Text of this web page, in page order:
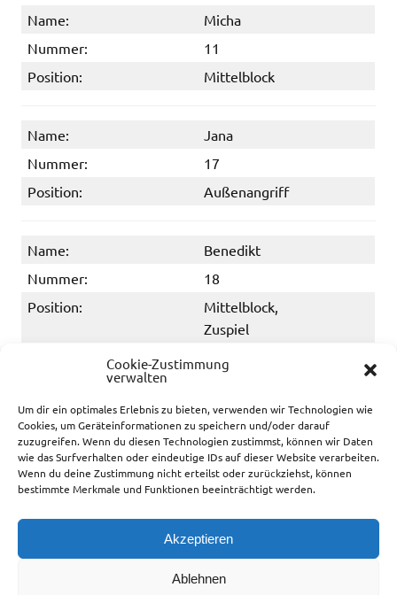
Cookie-Zustimmung
verwalten
Um dir ein optimales Erlebnis zu bieten, verwenden wir Technologien wie
Cookies, um Geräteinformationen zu speichern und/oder darauf
zuzugreifen. Wenn du diesen Technologien zustimmst, können wir Daten
wie das Surfverhalten oder eindeutige IDs auf dieser Website verarbeiten.
Wenn du deine Zustimmung nicht erteilst oder zurückziehst, können
bestimmte Merkmale und Funktionen beeinträchtigt werden.
Akzeptieren
Ablehnen
Name:
Micha
Nummer:
11
Position:
Mittelblock
Name:
Jana
Nummer:
17
Position:
Außenangriff
Name:
Benedikt
Nummer:
18
Position:
Mittelblock,
Zuspiel
Nummer:
33
Position:
Mittelblock
77
Position:
Mittelblock